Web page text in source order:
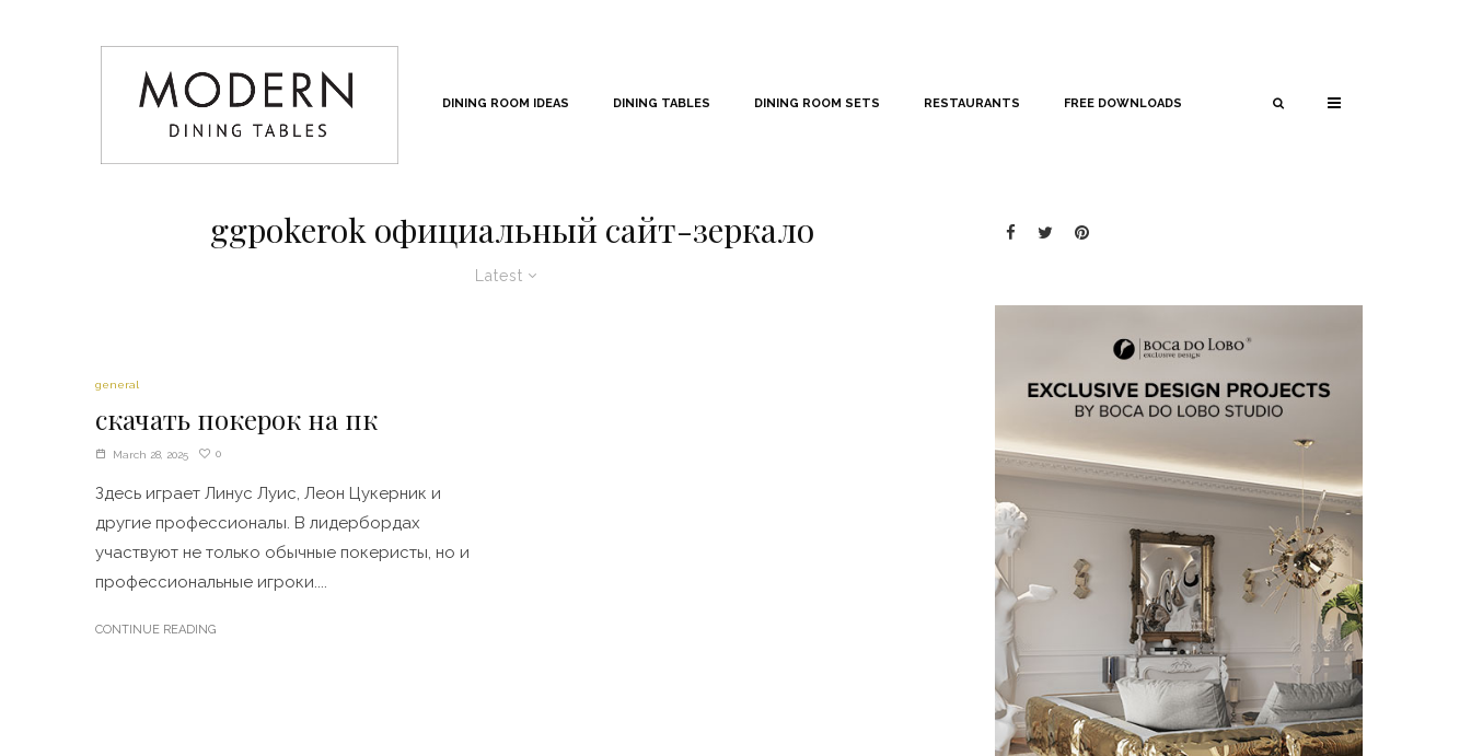
DINING ROOM IDEAS DINING TABLES DINING ROOM SETS RESTAURANTS FREE DOWNLOADS
ggpokerok официальный сайт-зеркало
Latest
general
скачать покерок на пк
March 28, 2025 0
Здесь играет Линус Луис, Леон Цукерник и
другие профессионалы. В лидербордах
участвуют не только обычные покеристы, но и
профессиональные игроки....
CONTINUE READING